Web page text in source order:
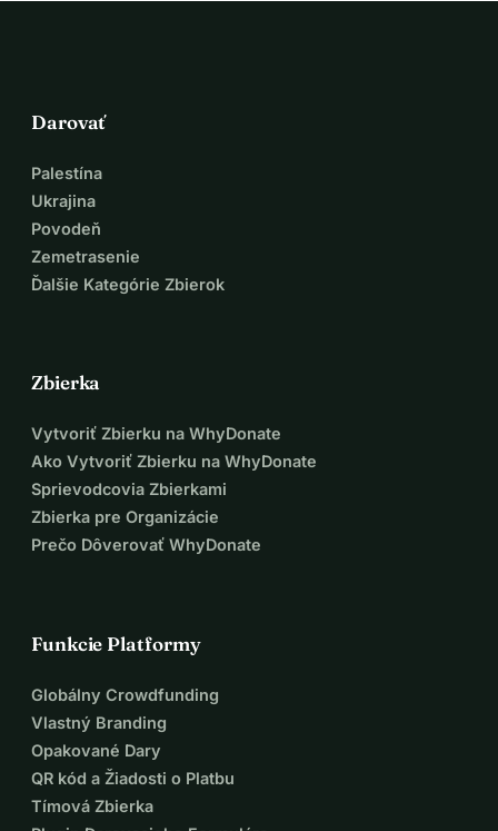
Darovať
Palestína
Ukrajina
Povodeň
Zemetrasenie
Ďalšie Kategórie Zbierok
Zbierka
Vytvoriť Zbierku na WhyDonate
Ako Vytvoriť Zbierku na WhyDonate
Sprievodcovia Zbierkami
Zbierka pre Organizácie
Prečo Dôverovať WhyDonate
Funkcie Platformy
Globálny Crowdfunding
Vlastný Branding
Opakované Dary
QR kód a Žiadosti o Platbu
Tímová Zbierka